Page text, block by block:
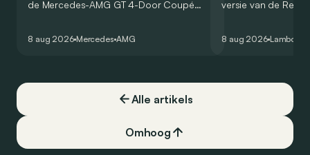
de Mercedes-AMG GT 4-Door Coupé
8 aug 2026 Mercedes AMG
versie van de
een record voor
8 aug 2026
Alle artikels
Omhoog